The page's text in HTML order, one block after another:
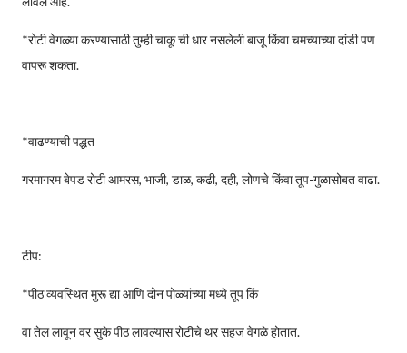
*रोटी वेगळ्या करण्यासाठी तुम्ही चाकू ची धार नसलेली बाजू किंवा चमच्याच्या दांडी पण
वापरू शकता.
*वाढण्याची पद्धत
गरमागरम बेपड रोटी आमरस, भाजी, डाळ, कढी, दही, लोणचे किंवा तूप-गुळासोबत वाढा.
टीप:
*पीठ व्यवस्थित मुरू द्या आणि दोन पोळ्यांच्या मध्ये तूप किं
वा तेल लावून वर सुके पीठ लावल्यास रोटीचे थर सहज वेगळे होतात.